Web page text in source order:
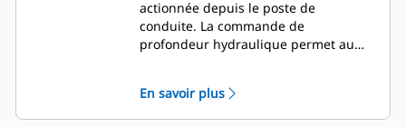
actionnée depuis le poste de
conduite. La commande de
profondeur hydraulique permet au
un réglage rapide en fonction de la
tâche actuelle.
En savoir plus